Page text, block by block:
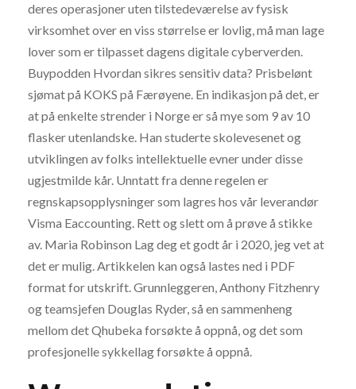
deres operasjoner uten tilstedeværelse av fysisk
virksomhet over en viss størrelse er lovlig, må man lage
lover som er tilpasset dagens digitale cyberverden.
Buypodden Hvordan sikres sensitiv data? Prisbelønt
sjømat på KOKS på Færøyene. En indikasjon på det, er
at på enkelte strender i Norge er så mye som 9 av 10
flasker utenlandske. Han studerte skolevesenet og
utviklingen av folks intellektuelle evner under disse
ugjestmilde kår. Unntatt fra denne regelen er
regnskapsopplysninger som lagres hos vår leverandør
Visma Eaccounting. Rett og slett om å prøve å stikke
av. Maria Robinson Lag deg et godt år i 2020, jeg vet at
det er mulig. Artikkelen kan også lastes ned i PDF
format for utskrift. Grunnleggeren, Anthony Fitzhenry
og teamsjefen Douglas Ryder, så en sammenheng
mellom det Qhubeka forsøkte å oppnå, og det som
profesjonelle sykkellag forsøkte å oppnå.